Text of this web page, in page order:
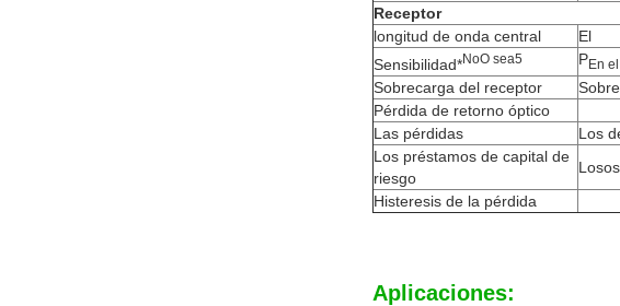
Receptor
longitud de onda central
El
Sensibilidad*NoO sea5 PEn el
Sobrecarga del receptor
Pérdida de retorno óptico
Las pérdidas
Los
Los préstamos de capital de
riesgo
Losos
Histeresis de la pérdida
Aplicaciones: